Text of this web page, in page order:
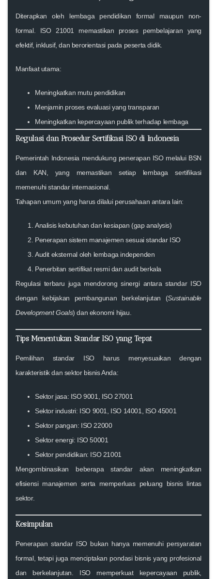
Diterapkan oleh lembaga pendidikan formal maupun non-
formal. ISO 21001 memastikan proses pembelajaran yang
efektif, inklusif, dan berorientasi pada peserta didik.
Manfaat utama:
Meningkatkan mutu pendidikan
Menjamin proses evaluasi yang transparan
Meningkatkan kepercayaan publik terhadap lembaga
Regulasi dan Prosedur Sertifikasi ISO di Indonesia
Pemerintah Indonesia mendukung penerapan ISO melalui BSN
dan KAN , yang memastikan setiap lembaga sertifikasi
memenuhi standar internasional.
Tahapan umum yang harus dilalui perusahaan antara lain:
Analisis kebutuhan dan kesiapan (gap analysis)
Penerapan sistem manajemen sesuai standar ISO
Audit eksternal oleh lembaga independen
Penerbitan sertifikat resmi dan audit berkala
Regulasi terbaru juga mendorong sinergi antara standar ISO
dengan kebijakan pembangunan berkelanjutan (Sustainable
Development Goals) dan ekonomi hijau.
Tips Menentukan Standar ISO yang Tepat
Pemilihan standar ISO harus menyesuaikan dengan
karakteristik dan sektor bisnis Anda:
Sektor jasa: ISO 9001, ISO 27001
Sektor industri: ISO 9001, ISO 14001, ISO 45001
Sektor pangan: ISO 22000
Sektor energi: ISO 50001
Sektor pendidikan: ISO 21001
Mengombinasikan beberapa standar akan meningkatkan
efisiensi manajemen serta memperluas peluang bisnis lintas
sektor.
Kesimpulan
Penerapan standar ISO bukan hanya memenuhi persyaratan
formal, tetapi juga menciptakan pondasi bisnis yang profesional
dan berkelanjutan. ISO memperkuat kepercayaan publik,